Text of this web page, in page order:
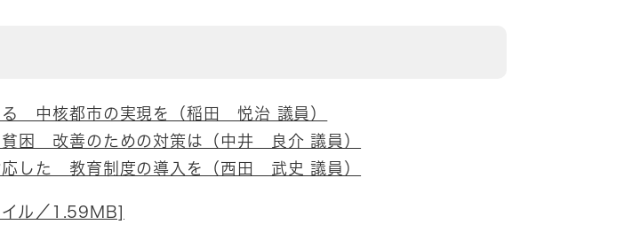
る 中核都市の実現を（稲田 悦治 議員）
貧困 改善のための対策は（中井 良介 議員）
応した 教育制度の導入を（西田 武史 議員）
ル／1.59MB]